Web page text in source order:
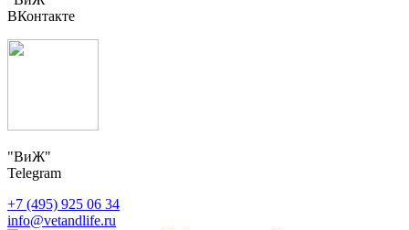
ВКонтакте
"ВиЖ"
Telegram
+7 (495) 925 06 34
info@vetandlife.ru